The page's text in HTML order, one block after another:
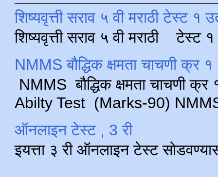
शिष्यवृत्ती सराव ५ वी मराठी टेस्ट १
शिष्यवृत्ती सराव ५ वी मराठी टेस्ट
NMMS बौद्धिक क्षमता चाचणी क्र
NMMS बौद्धिक क्षमता चाचणी
Abilty Test (Marks-90) NMMS
ऑनलाइन टेस्ट , 3 री
इयत्ता ३ री ऑनलाइन टेस्ट